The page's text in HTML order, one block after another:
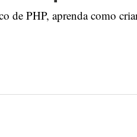
de PHP, aprenda como